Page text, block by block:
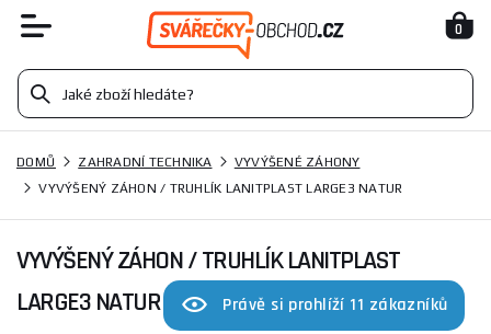
0
DOMŮ ZAHRADNÍ TECHNIKA
VYVÝŠENÉ ZÁHONY
VYVÝŠENÝ ZÁHON / TRUHLÍK LANITPLAST LARGE3 NATUR
VYVÝŠENÝ ZÁHON / TRUHLÍK LANITPLAST
LARGE3 NATUR
Právě si prohlíží 11 zákazníků